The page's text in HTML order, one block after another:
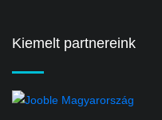
Kiemelt partnereink